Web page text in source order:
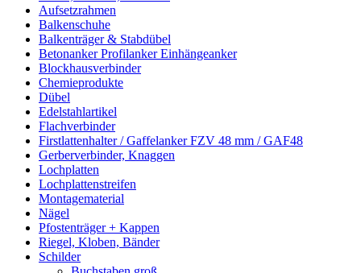
Aufsetzrahmen
Balkenschuhe
Balkenträger & Stabdübel
Betonanker Profilanker Einhängeanker
Blockhausverbinder
Chemieprodukte
Dübel
Edelstahlartikel
Flachverbinder
Firstlattenhalter / Gaffelanker FZV 48 mm / GAF48
Gerberverbinder, Knaggen
Lochplatten
Lochplattenstreifen
Montagematerial
Nägel
Pfostenträger + Kappen
Riegel, Kloben, Bänder
Schilder